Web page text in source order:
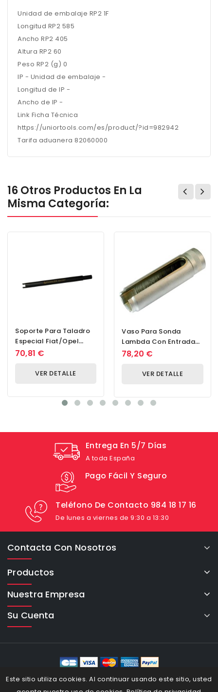
Unidad de embalaje RP2 1F
Longitud RP2 585
Ancho RP2 405
Altura RP2 60
Peso RP2 (g) 0
IP - Unidad de embalaje -
Longitud de IP -
Ancho de IP -
Link Ficha Técnica
https://uniortools.com/es/product/?id=982942
Tarifa aduanera 82060000
16 Otros Productos En La
Misma Categoría:
Soporte Para Taladro
Especial Fiat/Opel
Herramienta De
70,81 €
VER DETALLE
Vaso Para Sonda
Lambda Con Entrada
SW 22 1/2', Longitud 110
78,20 €
VER DETALLE
Entrega En 5/7 Días
A toda España
Pago Fácil Y Seguro
Teléfono De Contacto 984 18 17 16
De lunes a viernes de 9:30 a 13:30
Contacta Con Nosotros
Productos
Nuestra Empresa
Su Cuenta
Este sitio utiliza cookies. Al continuar usando este sitio, usted
eCommerce Cybertron © 2026